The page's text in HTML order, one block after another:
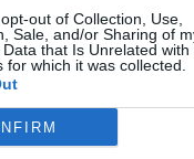
out of Collection, Use,
Sale, and/or Sharing of
Data that Is Unrelated with
for which it was collected.
solos los muelles te
que si bajas solo los
te duraran solo la mitad
hagas las dos cosas a la